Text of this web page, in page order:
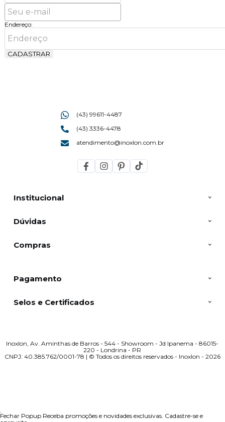
Endereço:
CADASTRAR
Institucional
Dúvidas
Compras
(43) 99611-4487
(43) 3336-4478
atendimento@inoxlon.com.br
Pagamento
Selos e Certificados
Inoxlon, Av. Aminthas de Barros - 544 - Showroom - Jd Ipanema - 86015-
220 - Londrina - PR
CNPJ: 40.385.762/0001-78 | © Todos os direitos reservados - Inoxlon - 2026
Fechar Popup Receba promoções e novidades exclusivas. Cadastre-se e